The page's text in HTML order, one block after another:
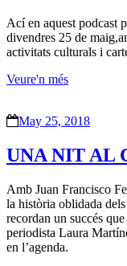
Ací en aquest podcast
divendres 25 de
activitats culturals i
Veure'n més
May 25, 2018
UNA NIT AL
Amb Juan Francisco
la història oblidada
recordan un succés
periodista Laura
en l’agenda.